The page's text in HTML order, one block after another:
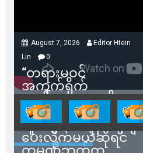
August 7, 2026
Editor Htein
Lin
0
“တရားမဝင်
အကွက်ရိုက်
ရောင်းချမှုတွေကို
သက်ဆိုင်ရာတာဝန်ရှိ
သူတွေက ဂရန်တွေချ
ပေးလိုက်မယ်ဆိုရင်